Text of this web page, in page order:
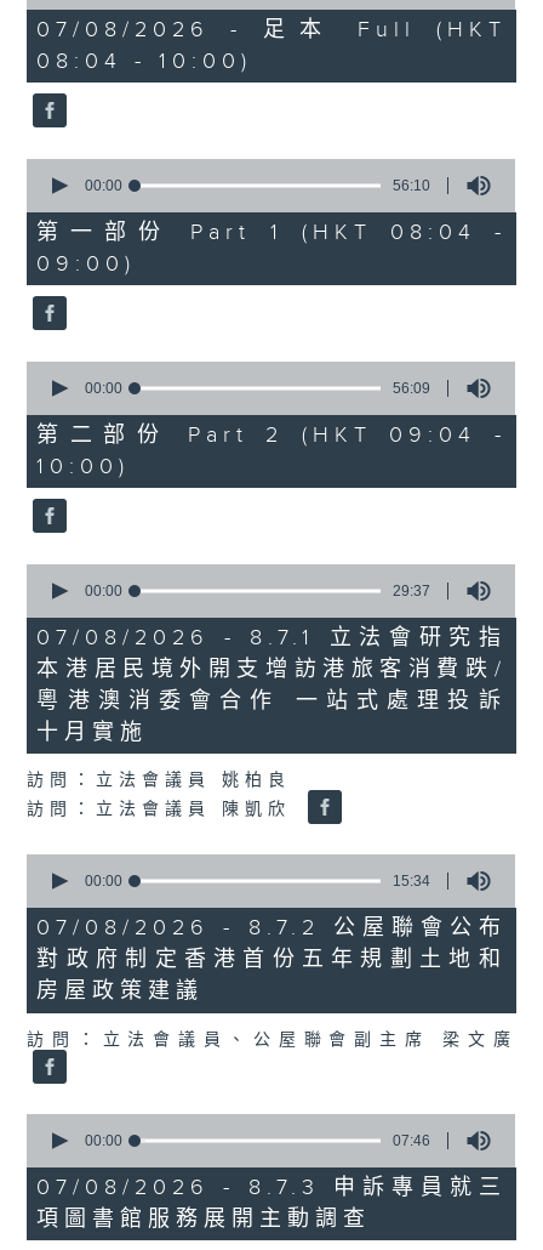
1
hour,
51
minutes,
59
seconds
07/08/2026 - 足本 Full (HKT
08:04 - 10:00)
seconds
56
minutes,
10
seconds
00:00 56:10
第一部份 Part 1 (HKT 08:04 -
09:00)
seconds
56
minutes,
9
seconds
00:00 56:09
第二部份 Part 2 (HKT 09:04 -
10:00)
seconds
29
minutes,
37
seconds
00:00 29:37
07/08/2026 - 8.7.1 立法會研究指
本港居民境外開支增訪港旅客消費跌/
粵港澳消委會合作 一站式處理投訴
十月實施
訪問：立法會議員 姚柏良
訪問：立法會議員 陳凱欣
seconds
15
minutes,
34
seconds
00:00 15:34
07/08/2026 - 8.7.2 公屋聯會公布
對政府制定香港首份五年規劃土地和
房屋政策建議
訪問：立法會議員、公屋聯會副主席 梁文廣
seconds
7
minutes,
46
seconds
00:00 07:46
07/08/2026 - 8.7.3 申訴專員就三
項圖書館服務展開主動調查